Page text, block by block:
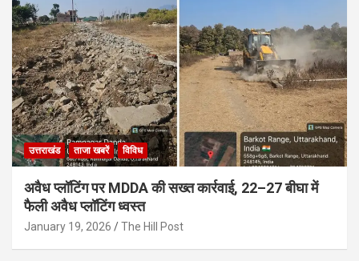
उत्तराखंड ताजा खबरें विविध
अवैध प्लॉटिंग पर MDDA की सख्त कार्रवाई, 22–27 बीघा में
फैली अवैध प्लॉटिंग ध्वस्त
January 19, 2026 The Hill Post